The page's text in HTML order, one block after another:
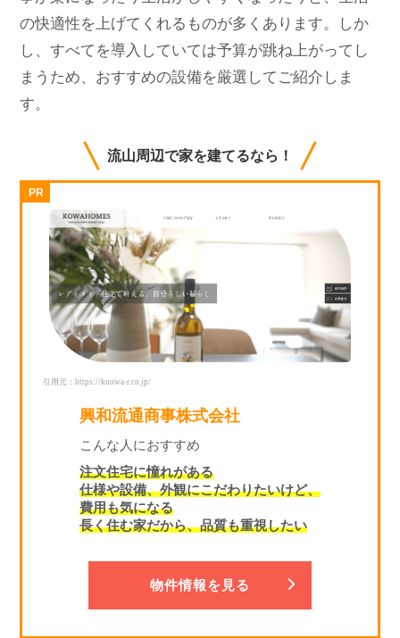
の快適性を上げてくれるものが多くあります。しか
し、すべてを導入していては予算が跳ね上がってし
まうため、おすすめの設備を厳選してご紹介しま
す。
流山周辺で家を建てるなら！
引用元：https://kouwa-r.co.jp/
興和流通商事株式会社
こんな人におすすめ
注文住宅に憧れがある
仕様や設備、外観にこだわりたいけど、
費用も気になる
長く住む家だから、品質も重視したい
物件情報を見る